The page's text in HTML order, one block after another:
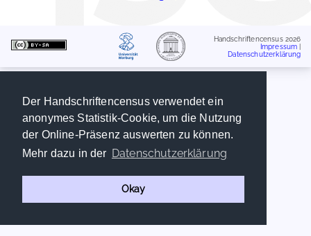
Der Handschriftencensus verwendet ein
anonymes Statistik-Cookie, um die Nutzung
der Online-Präsenz auswerten zu können.
Mehr dazu in der Datenschutzerklärung
Okay
Handschriftencensus 2026
Impressum
Datenschutzerklärung